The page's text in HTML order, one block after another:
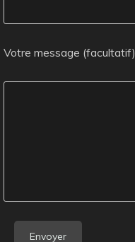
Votre message (facultatif)